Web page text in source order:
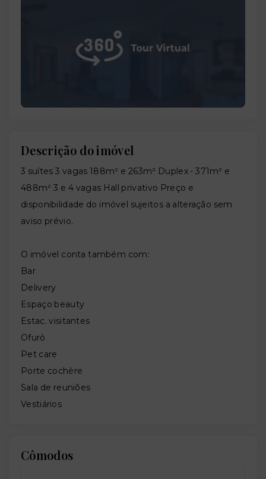
Descrição do imóvel
3 suítes 3 vagas 188m² e 263m² Duplex - 371m² e
488m² 3 e 4 vagas Hall privativo Preço e
disponibilidade do imóvel sujeitos a alteração sem
aviso prévio.
O imóvel conta também com:
Bar
Delivery
Espaço beauty
Estac. visitantes
Ofurô
Pet care
Porte cochère
Sala de reuniões
Vestiários
Cômodos